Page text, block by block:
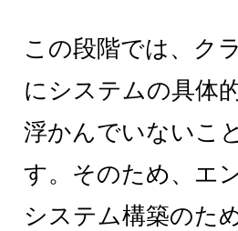
この段階では、ク
にシステムの具体
浮かんでいないこ
す。そのため、エ
システム構築のた